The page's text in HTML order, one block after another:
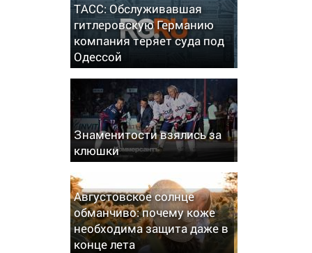
ТАСС: Обслуживавшая
гитлеровскую Германию
компания теряет суда под
Одессой
Знаменитости взялись за
клюшки
Августовское солнце
обманчиво: почему коже
необходима защита даже в
конце лета